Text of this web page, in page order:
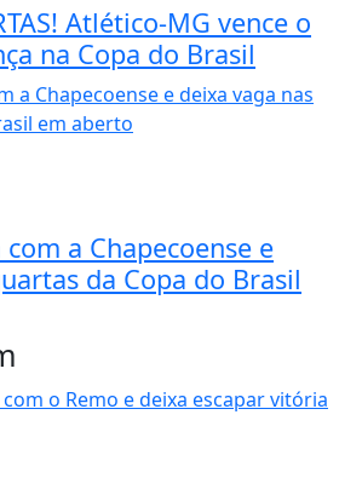
Atlético-MG vence o
na Copa do Brasil
a Chapecoense e
da Copa do Brasil